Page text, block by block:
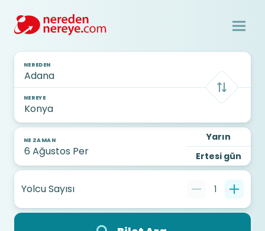
NEREDEN
NEREYE
NE ZAMAN
Yarın
Ertesi gün
Yolcu Sayısı 1